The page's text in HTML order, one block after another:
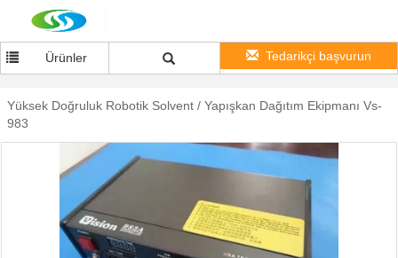
Ürünler Tedarikçi başvurun
Yüksek Doğruluk Robotik Solvent / Yapışkan Dağıtım Ekipmanı Vs-
983